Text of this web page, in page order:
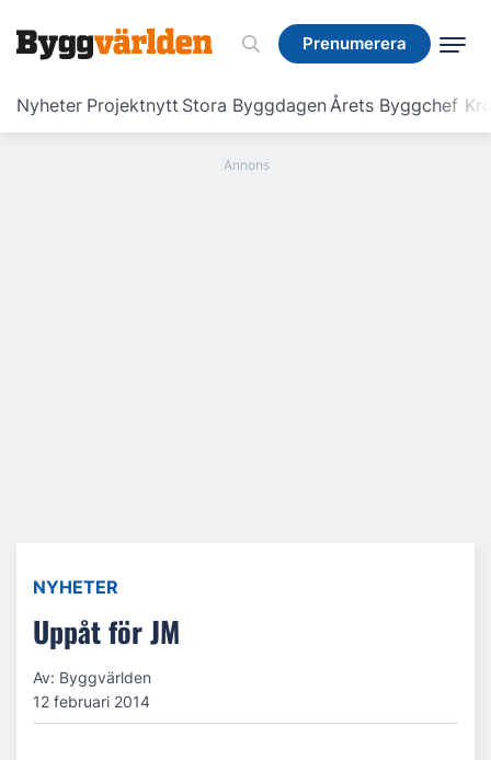
Prenumerera
Nyheter Projektnytt Stora ByggdagenÅrets Byggchef
Prenumerera
NYHETER
Uppåt för JM
Av: Byggvärlden
12 februari 2014